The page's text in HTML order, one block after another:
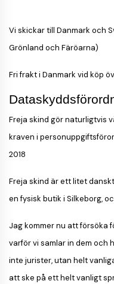
Vi skickar till Danmark och
Grönland och Färöarna)
Fri frakt i Danmark vid köp
Freja skind gör naturligtvis
kraven i
2018
Freja skind är ett litet
en fysisk butik i Silkeborg,
Jag kommer nu att försöka
varför vi samlar in dem och
inte jurister, utan helt
att ske på ett helt vanligt